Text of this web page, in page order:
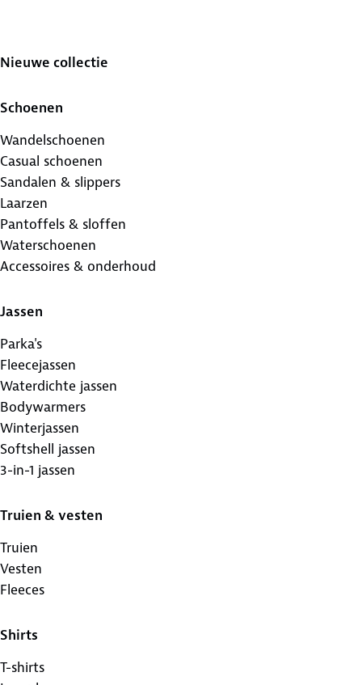
Nieuwe collectie
Schoenen
Wandelschoenen
Casual schoenen
Sandalen & slippers
Laarzen
Pantoffels & sloffen
Waterschoenen
Accessoires & onderhoud
Jassen
Parka's
Fleecejassen
Waterdichte jassen
Bodywarmers
Winterjassen
Softshell jassen
3-in-1 jassen
Truien & vesten
Truien
Vesten
Fleeces
Shirts
T-shirts